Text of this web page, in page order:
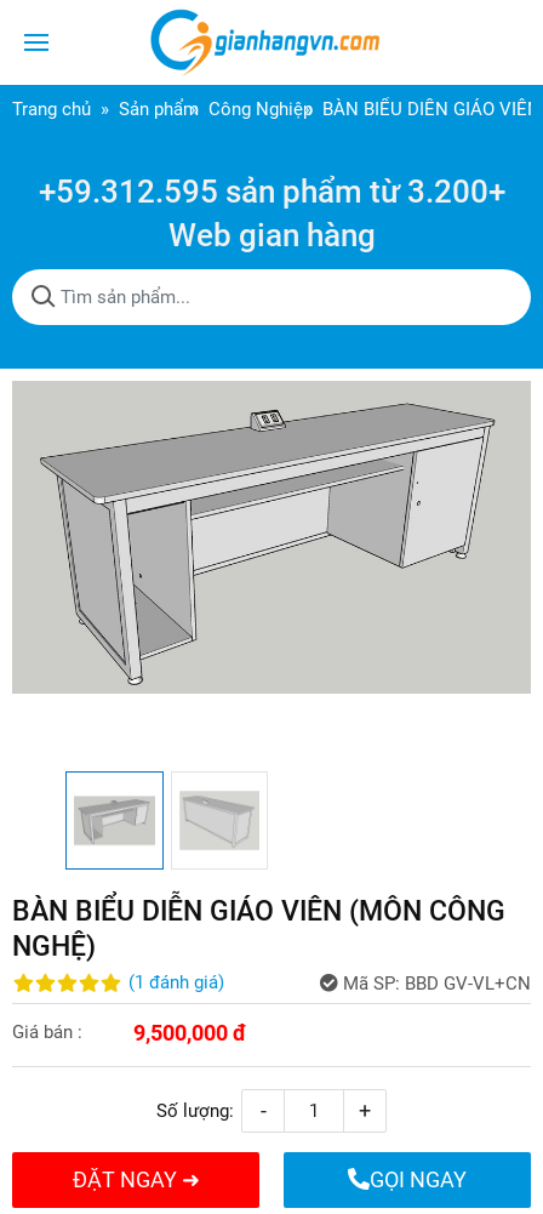
Trang chủ Sản phẩm Công Nghiệp BÀN BIỂU DIỄN GIÁO
+59.312.595 sản phẩm từ 3.200+
Web gian hàng
BÀN BIỂU DIỄN GIÁO VIÊN (MÔN CÔNG
NGHỆ)
(1 đánh giá) Mã SP: BBD GV-VL+CN
Giá bán : 9,500,000 đ
Số lượng: - +
ĐẶT NGAY ➜ GỌI NGAY